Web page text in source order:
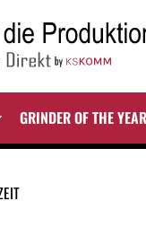
DIE
GRINDER OF THE YEAR